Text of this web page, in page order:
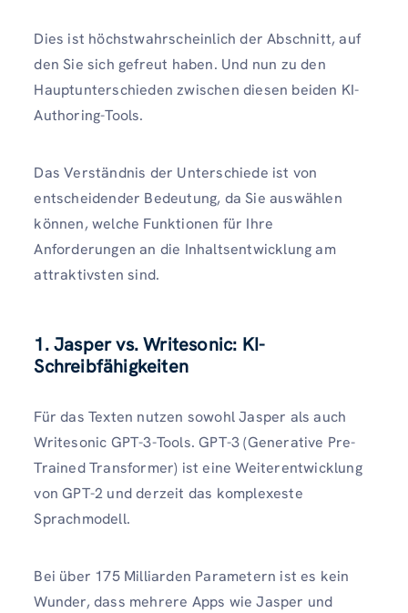
Dies ist höchstwahrscheinlich der Abschnitt, auf
den Sie sich gefreut haben. Und nun zu den
Hauptunterschieden zwischen diesen beiden KI-
Authoring-Tools.
Das Verständnis der Unterschiede ist von
entscheidender Bedeutung, da Sie auswählen
können, welche Funktionen für Ihre
Anforderungen an die Inhaltsentwicklung am
attraktivsten sind.
1. Jasper vs. Writesonic: KI-
Schreibfähigkeiten
Für das Texten nutzen sowohl Jasper als auch
Writesonic GPT-3-Tools. GPT-3 (Generative Pre-
Trained Transformer) ist eine Weiterentwicklung
von GPT-2 und derzeit das komplexeste
Sprachmodell.
Bei über 175 Milliarden Parametern ist es kein
Wunder, dass mehrere Apps wie Jasper und